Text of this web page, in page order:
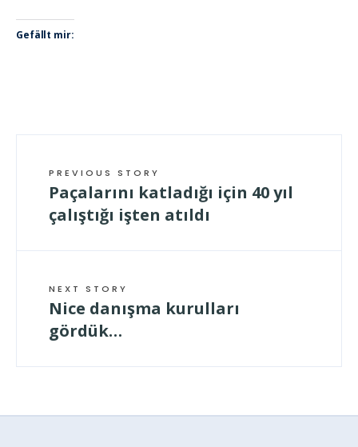
Gefällt mir:
PREVIOUS STORY
Paçalarını katladığı için 40 yıl
çalıştığı işten atıldı
NEXT STORY
Nice danışma kurulları
gördük…